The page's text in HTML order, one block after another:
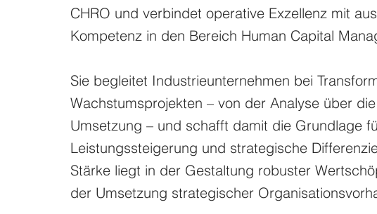
CHRO und verbindet operative Exzellenz mit
Kompetenz in den Bereich Human Capital
Sie begleitet Industrieunternehmen bei
Wachstumsprojekten – von der Analyse über
Umsetzung – und schafft damit die Grundlage
Leistungssteigerung und strategische
Stärke liegt in der Gestaltung robuster
der Umsetzung strategischer